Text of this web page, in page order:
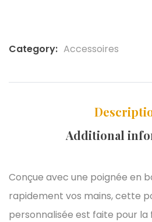
Category: Accessoires
Additional
Conçue avec une poignée en
rapidement vos mains, cette
personnalisée est faite pour la